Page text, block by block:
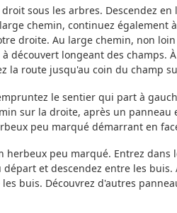
sous les arbres. Descendez
chemin, continuez également
droite. Au large chemin, non
découvert longeant des champs.
la route jusqu'au coin du champ
le sentier qui part à
sur la droite, après un
peu marqué démarrant en
herbeux peu marqué. Entrez
départ et descendez entre les
buis. Découvrez d'autres